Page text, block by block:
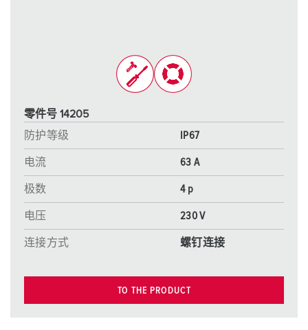
零件号 14205
防护等级
IP67
电流 63 A
极数 4 p
电压 230 V
连接方式 螺钉连接
TO THE PRODUCT